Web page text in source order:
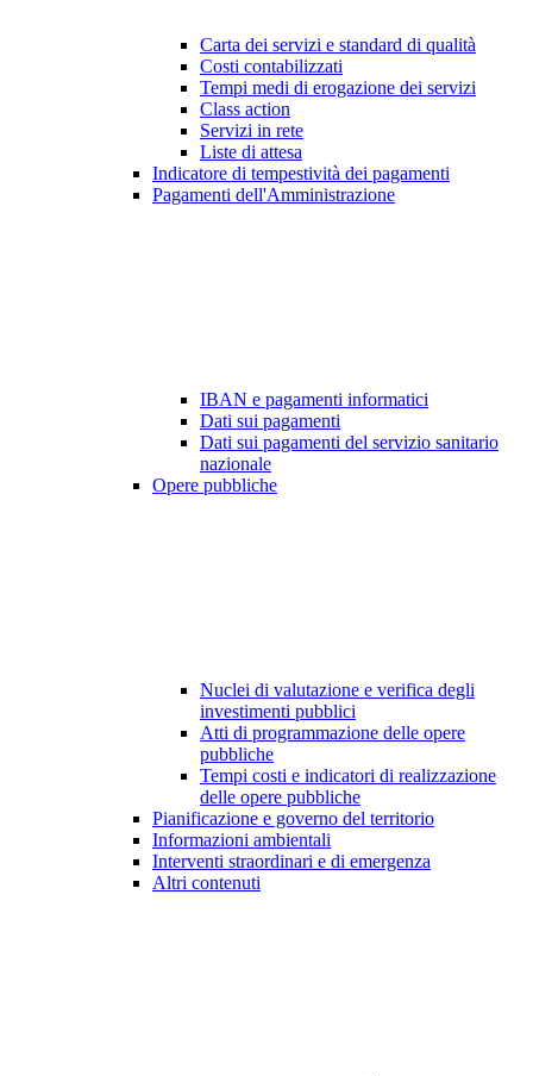
Carta dei servizi e standard di qualità
Costi contabilizzati
Tempi medi di erogazione dei servizi
Class action
Servizi in rete
Liste di attesa
Indicatore di tempestività dei pagamenti
Pagamenti dell'Amministrazione
IBAN e pagamenti informatici
Dati sui pagamenti
Dati sui pagamenti del servizio sanitario
nazionale
Opere pubbliche
Nuclei di valutazione e verifica degli
investimenti pubblici
Atti di programmazione delle opere
pubbliche
Tempi costi e indicatori di realizzazione
delle opere pubbliche
Pianificazione e governo del territorio
Informazioni ambientali
Interventi straordinari e di emergenza
Altri contenuti